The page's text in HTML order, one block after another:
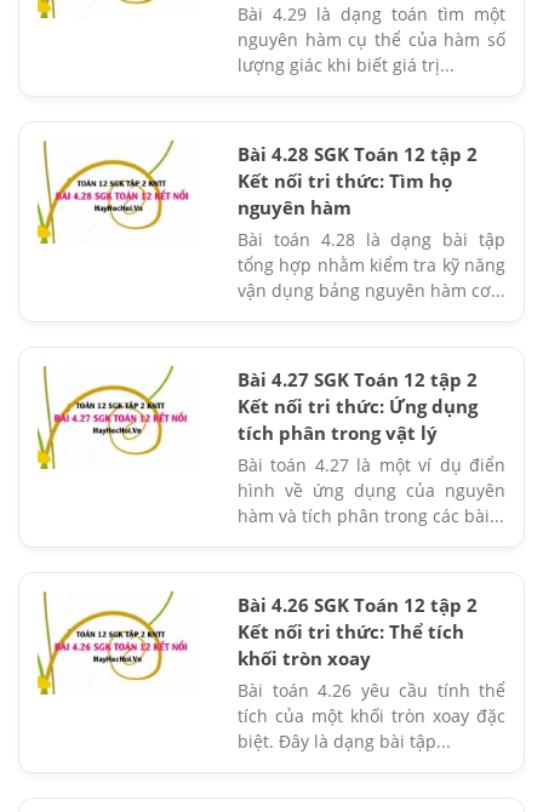
Bài 4.29 là dạng toán tìm một
nguyên hàm cụ thể của hàm số
lượng giác khi biết giá trị...
Bài 4.28 SGK Toán 12 tập 2
Kết nối tri thức: Tìm họ
nguyên hàm
Bài toán 4.28 là dạng bài tập
tổng hợp nhằm kiểm tra kỹ năng
vận dụng bảng nguyên hàm cơ...
Bài 4.27 SGK Toán 12 tập 2
Kết nối tri thức: Ứng dụng
tích phân trong vật lý
Bài toán 4.27 là một ví dụ điển
hình về ứng dụng của nguyên
hàm và tích phân trong các bài...
Bài 4.26 SGK Toán 12 tập 2
Kết nối tri thức: Thể tích
khối tròn xoay
Bài toán 4.26 yêu cầu tính thể
tích của một khối tròn xoay đặc
biệt. Đây là dạng bài tập...